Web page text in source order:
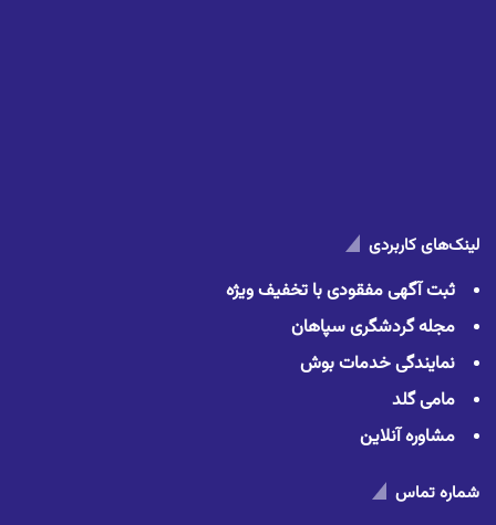
لینک‌های کاربردی
ثبت آگهی مفقودی با تخفیف ویژه
مجله گردشگری سپاهان
نمایندگی خدمات بوش
مامی گلد
مشاوره آنلاین
شماره تماس